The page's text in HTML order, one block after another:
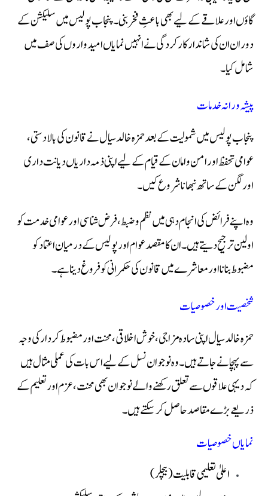
گاؤں اور علاقے کے لیے بھی باعثِ فخر بنی۔ پنجاب پولیس میں سلیکشن کے
دوران ان کی شاندار کارکردگی نے انہیں نمایاں امیدواروں کی صف میں
شامل کیا۔
پیشہ ورانہ خدمات
پنجاب پولیس میں شمولیت کے بعد حمزہ خالد سیال نے قانون کی بالادستی،
عوامی تحفظ اور امن و امان کے قیام کے لیے اپنی ذمہ داریاں دیانت داری
اور لگن کے ساتھ نبھانا شروع کیں۔
وہ اپنے فرائض کی انجام دہی میں نظم و ضبط، فرض شناسی اور عوامی خدمت کو
اولین ترجیح دیتے ہیں۔ ان کا مقصد عوام اور پولیس کے درمیان اعتماد کو
مضبوط بنانا اور معاشرے میں قانون کی حکمرانی کو فروغ دینا ہے۔
شخصیت اور خصوصیات
حمزہ خالد سیال اپنی سادہ مزاجی، خوش اخلاقی، محنت اور مضبوط کردار کی وجہ
سے پہچانے جاتے ہیں۔ وہ نوجوان نسل کے لیے اس بات کی عملی مثال ہیں
کہ دیہی علاقوں سے تعلق رکھنے والے نوجوان بھی محنت، عزم اور تعلیم کے
ذریعے بڑے مقاصد حاصل کر سکتے ہیں۔
نمایاں خصوصیات
اعلیٰ تعلیمی قابلیت (بیچلر)